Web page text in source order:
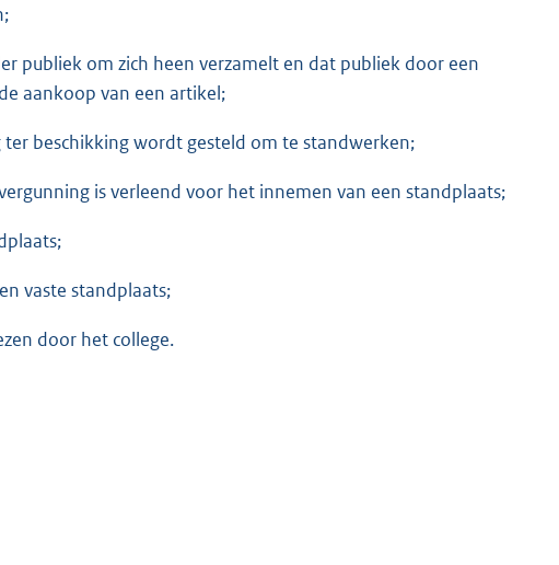
publiek om zich heen verzamelt en dat publiek door een
aankoop van een artikel;
beschikking wordt gesteld om te standwerken;
is verleend voor het innemen van een standplaats;
vaste standplaats;
door het college.